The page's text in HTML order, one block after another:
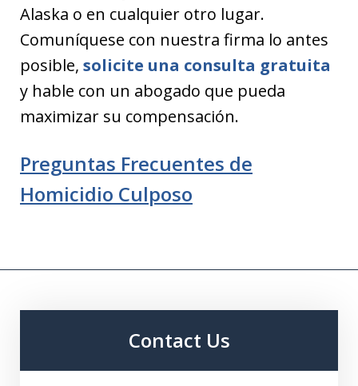
Alaska o en cualquier otro lugar.
Comuníquese con nuestra firma lo antes
posible, solicite una consulta gratuita
y hable con un abogado que pueda
maximizar su compensación.
Preguntas Frecuentes de
Homicidio Culposo
Contact Us